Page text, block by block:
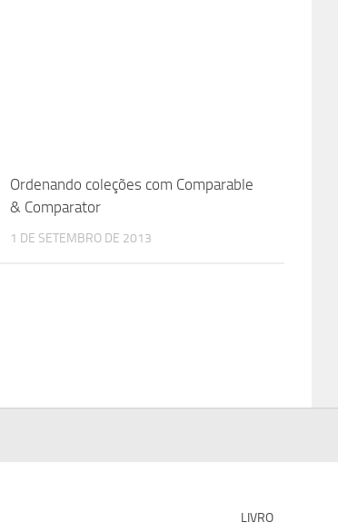
Ordenando coleções com Comparable
& Comparator
1 DE SETEMBRO DE 2013
LIVRO